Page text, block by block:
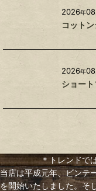
2026年08
コット
2026年08
ショー
＊トレンドではな
当店は平成元年、ビンテ
を開始いたしました。そ